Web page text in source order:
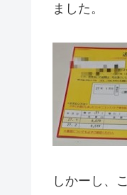
ました。
しかーし、